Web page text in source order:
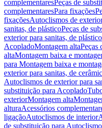
complementaresPeças de
complementaresPara fixações
fixaçõesAutoclismos de
sanitas, de plásticoPeças de
exterior para sanitas, de plástico
AcopladoMontagem altaPeças
altaMontagem baixa e
para Montagem baixa e
exterior para sanitas, de
Autoclismos de exterior para
substituição para Acoplado
exteriorMontagem alta
alturaAcessórios
ligaçãoAutoclismos de interior
de substituição para